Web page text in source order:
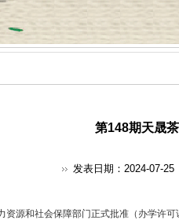
第148期天晟
发表日期：2024-07-25
资源和社会保障部门正式批准（办学许